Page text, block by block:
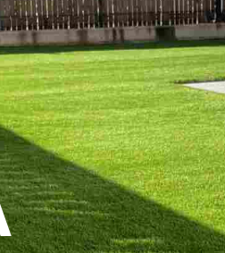
ŠPORTNA TRAVAO NAS